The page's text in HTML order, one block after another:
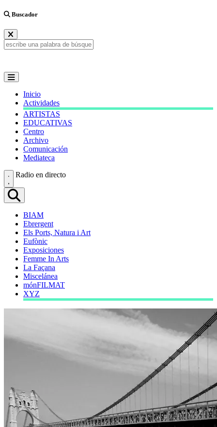
Buscador
Inicio
Actividades
ARTISTAS
EDUCATIVAS
Centro
Archivo
Comunicación
Mediateca
Radio en directo
BIAM
Ebrergent
Els Ports, Natura i Art
Eufònic
Exposiciones
Femme In Arts
La Façana
Miscelánea
mónFILMAT
XYZ